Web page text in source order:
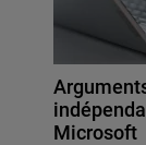
Microsoft